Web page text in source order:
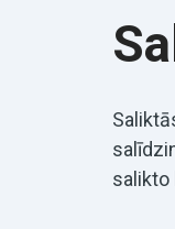
salikto